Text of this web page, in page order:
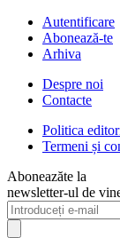
Autentificare
Abonează-te
Arhiva
Despre noi
Contacte
Politica
Termeni și
Aboneazăte la
newsletter-ul de